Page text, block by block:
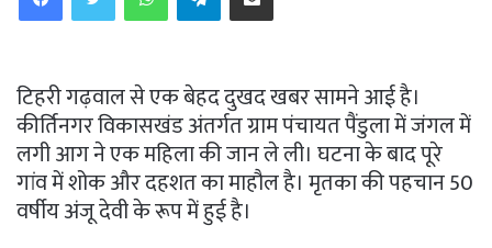
टिहरी गढ़वाल से एक बेहद दुखद खबर सामने आई है।
कीर्तिनगर विकासखंड अंतर्गत ग्राम पंचायत पैंडुला में जंगल में
लगी आग ने एक महिला की जान ले ली। घटना के बाद पूरे
गांव में शोक और दहशत का माहौल है। मृतका की पहचान 50
वर्षीय अंजू देवी के रूप में हुई है।